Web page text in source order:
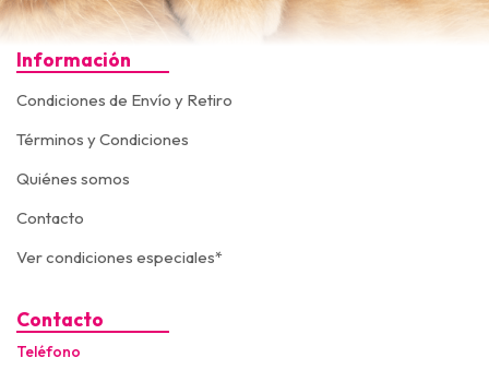
Información
Condiciones de Envío y Retiro
Términos y Condiciones
Quiénes somos
Contacto
Ver condiciones especiales*
Contacto
Teléfono